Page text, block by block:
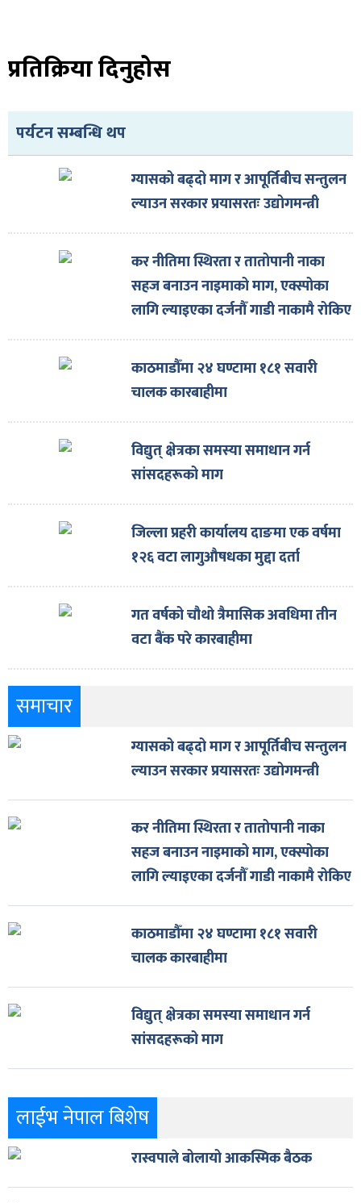
प्रतिक्रिया दिनुहोस
पर्यटन सम्बन्धि थप
ग्यासको बढ्दो माग र आपूर्तिबीच सन्तुलन
ल्याउन सरकार प्रयासरतः उद्योगमन्त्री
कर नीतिमा स्थिरता र तातोपानी नाका
सहज बनाउन नाइमाको माग, एक्स्पोका
लागि ल्याइएका दर्जनौँ गाडी नाकामै रोकिए
काठमाडौँमा २४ घण्टामा १८१ सवारी
चालक कारबाहीमा
विद्युत् क्षेत्रका समस्या समाधान गर्न
सांसदहरूको माग
जिल्ला प्रहरी कार्यालय दाङमा एक वर्षमा
१२६ वटा लागुऔषधका मुद्दा दर्ता
गत वर्षको चौथो त्रैमासिक अवधिमा तीन
वटा बैंक परे कारबाहीमा
समाचार
ग्यासको बढ्दो माग र आपूर्तिबीच सन्तुलन
ल्याउन सरकार प्रयासरतः उद्योगमन्त्री
कर नीतिमा स्थिरता र तातोपानी नाका
सहज बनाउन नाइमाको माग, एक्स्पोका
लागि ल्याइएका दर्जनौँ गाडी नाकामै रोकिए
काठमाडौँमा २४ घण्टामा १८१ सवारी
चालक कारबाहीमा
विद्युत् क्षेत्रका समस्या समाधान गर्न
सांसदहरूको माग
लाईभ नेपाल बिशेष
रास्वपाले बोलायो आकस्मिक बैठक